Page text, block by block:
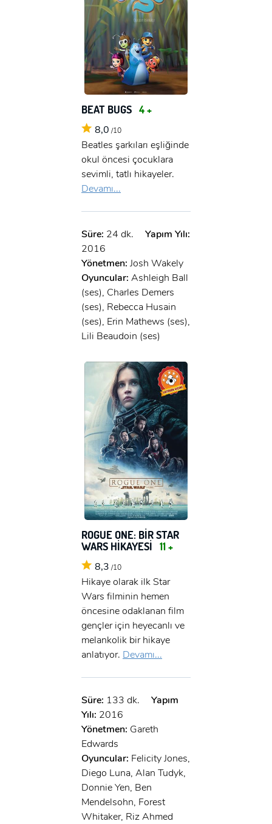
BEAT BUGS 4 +
8,0 /10
Beatles şarkıları eşliğinde
okul öncesi çocuklara
sevimli, tatlı hikayeler.
Devamı...
Süre: 24 dk.
Yapım Yılı:
2016
Yönetmen: Josh Wakely
Oyuncular: Ashleigh Ball
(ses), Charles Demers
(ses), Rebecca Husain
(ses), Erin Mathews (ses),
Lili Beaudoin (ses)
ROGUE ONE: BİR STAR
WARS HİKAYESİ 11 +
8,3 /10
Hikaye olarak ilk Star
Wars filminin hemen
öncesine odaklanan film
gençler için heyecanlı ve
melankolik bir hikaye
anlatıyor. Devamı...
Süre: 133 dk.
Yapım
Yılı: 2016
Yönetmen: Gareth
Edwards
Oyuncular: Felicity Jones,
Diego Luna, Alan Tudyk,
Donnie Yen, Ben
Mendelsohn, Forest
Whitaker, Riz Ahmed